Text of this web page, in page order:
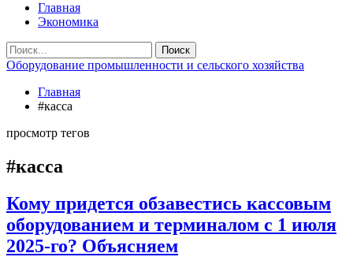
Главная
Экономика
Оборудование промышленности и сельского хозяйства
Главная
#касса
просмотр тегов
#касса
Кому придется обзавестись кассовым
оборудованием и терминалом с 1 июля
2025-го? Объясняем